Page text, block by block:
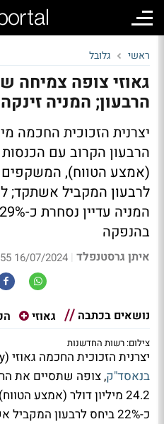
ראשי גלובל
הרבעון; המניה זינקה ב-
יצרנית הזכוכית החכמה
לרבעון המקביל אשתקד;
בהנפקה
איתן גרסטנפלד |
16/07/2024 11:55
נושאים בכתבה גאוזי
צילום: רשות החדשנות
יצרנית הזכוכית החכמה גאוזי (Gauzy),
בנאסד"ק, צופה שתסיים את
24.2 מיליון דולר (אמצע
כ-22% ביחס לרבעון